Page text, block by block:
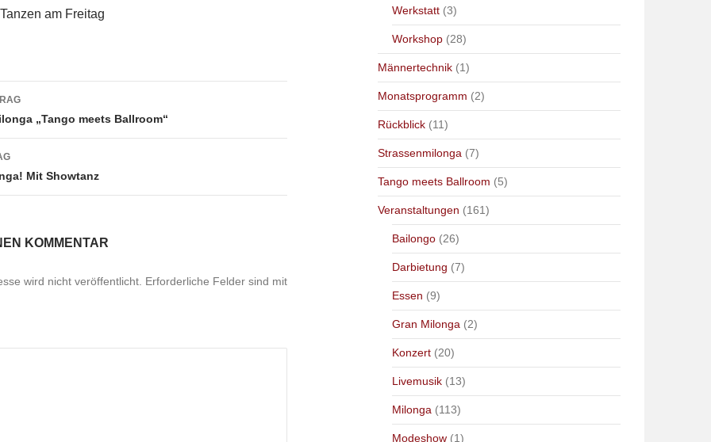
am Freitag
„Tango meets Ballroom“
Mit Showtanz
KOMMENTAR
wird nicht veröffentlicht. Erforderliche Felder sind mit
Werkstatt (3)
Workshop (28)
Männertechnik (1)
Monatsprogramm (2)
Rückblick (11)
Strassenmilonga (7)
Tango meets Ballroom (5)
Veranstaltungen (161)
Bailongo (26)
Darbietung (7)
Essen (9)
Gran Milonga (2)
Konzert (20)
Livemusik (13)
Milonga (113)
Modeshow (1)